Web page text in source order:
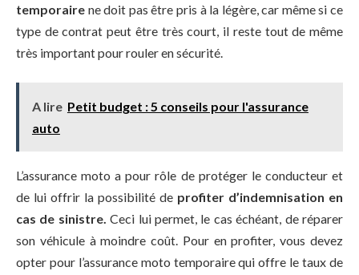
temporaire ne doit pas être pris à la légère, car même si ce
type de contrat peut être très court, il reste tout de même
très important pour rouler en sécurité.
A lire Petit budget : 5 conseils pour l'assurance
auto
L’assurance moto a pour rôle de protéger le conducteur et
de lui offrir la possibilité de profiter d’indemnisation en
cas de sinistre.Ceci lui permet, le cas échéant, de réparer
son véhicule à moindre coût. Pour en profiter, vous devez
opter pour l’assurance moto temporaire qui offre le taux de